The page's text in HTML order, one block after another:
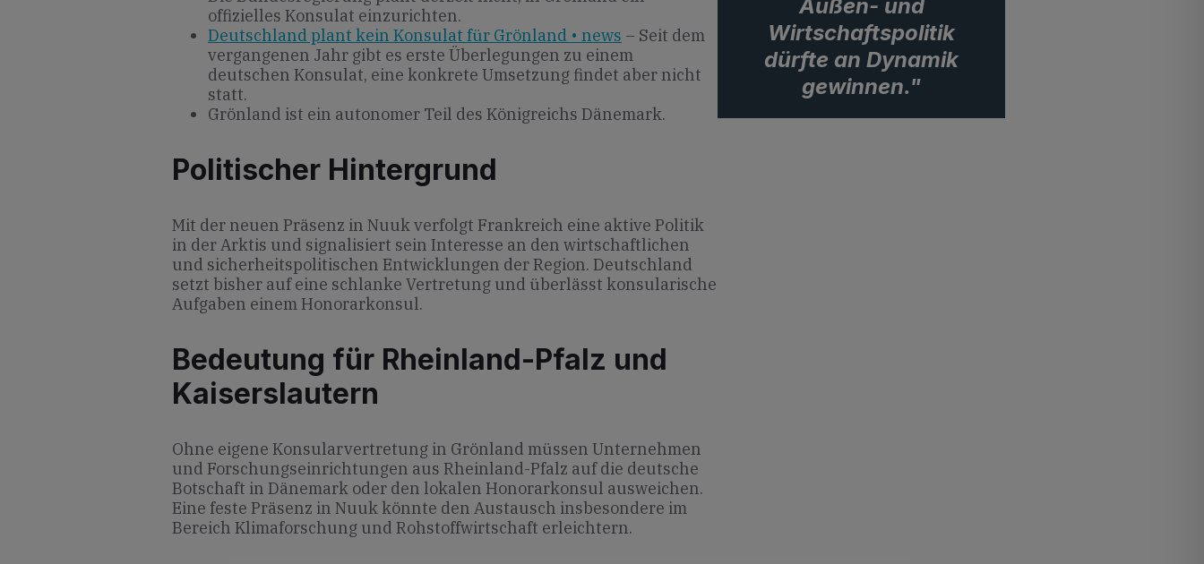
offizielles Konsulat einzurichten.
Deutschland plant kein Konsulat für Grönland • news – Seit dem
vergangenen Jahr gibt es erste Überlegungen zu einem
deutschen Konsulat, eine konkrete Umsetzung findet aber nicht
statt.
Grönland ist ein autonomer Teil des Königreichs Dänemark.
Politischer Hintergrund
Mit der neuen Präsenz in Nuuk verfolgt Frankreich eine aktive Politik
in der Arktis und signalisiert sein Interesse an den wirtschaftlichen
und sicherheitspolitischen Entwicklungen der Region. Deutschland
setzt bisher auf eine schlanke Vertretung und überlässt konsularische
Aufgaben einem Honorarkonsul.
Bedeutung für Rheinland-Pfalz und
Kaiserslautern
Ohne eigene Konsularvertretung in Grönland müssen Unternehmen
und Forschungseinrichtungen aus Rheinland-Pfalz auf die deutsche
Botschaft in Dänemark oder den lokalen Honorarkonsul ausweichen.
Eine feste Präsenz in Nuuk könnte den Austausch insbesondere im
Bereich Klimaforschung und Rohstoffwirtschaft erleichtern.
Außen- und
Wirtschaftspolitik
dürfte an Dynamik
gewinnen."